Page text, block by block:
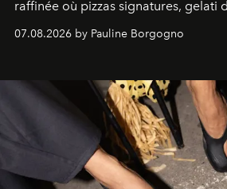
raffinée où pizzas signatures, gelati
07.08.2026 by Pauline Borgogno